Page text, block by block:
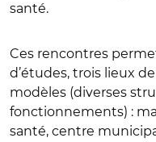
santé.
Ces rencontres
d’études, trois lieux
modèles (diverses
fonctionnements) :
santé, centre